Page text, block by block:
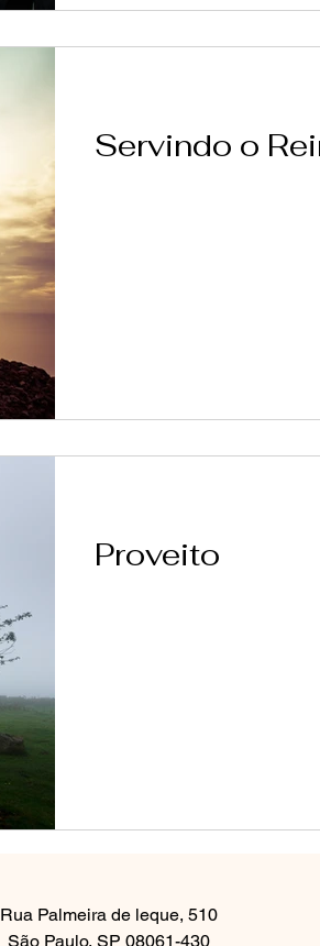
Servindo o
Proveito
Rua Palmeira de leque, 510
São Paulo, SP 08061-430